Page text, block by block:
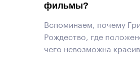
фильмы?
Вспоминаем, почему
Рождество, где
чего невозможна